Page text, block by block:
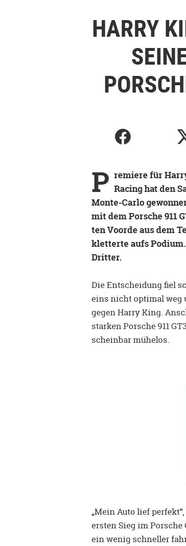
HARRY
P remiere für
Racing hat den
Monte-Carlo
mit dem Porsche 911
ten Voorde aus dem
kletterte aufs
Dritter.
Die Entscheidung fiel
eins nicht optimal weg
gegen Harry King.
starken Porsche 911
scheinbar mühelos.
„Mein Auto lief
ersten Sieg im Porsche
ein wenig schneller